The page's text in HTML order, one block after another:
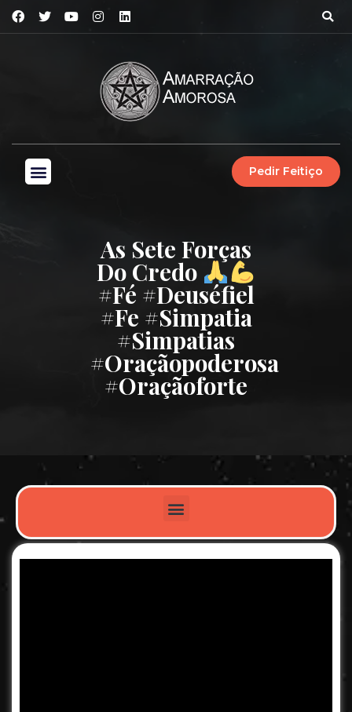
Pedir Feitiço
As Sete Forças
Do Credo
#fé #deuséfiel
#fe #simpatia
#simpatias
#oraçãopoderosa
#oraçãoforte